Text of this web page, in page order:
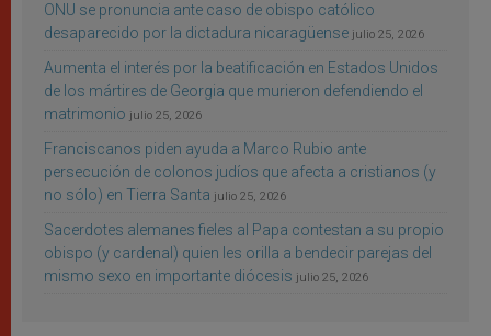
ONU se pronuncia ante caso de obispo católico
desaparecido por la dictadura nicaragüense julio 25, 2026
Aumenta el interés por la beatificación en Estados Unidos
de los mártires de Georgia que murieron defendiendo el
matrimonio julio 25, 2026
Franciscanos piden ayuda a Marco Rubio ante
persecución de colonos judíos que afecta a cristianos (y
no sólo) en Tierra Santa julio 25, 2026
Sacerdotes alemanes fieles al Papa contestan a su propio
obispo (y cardenal) quien les orilla a bendecir parejas del
mismo sexo en importante diócesis julio 25, 2026